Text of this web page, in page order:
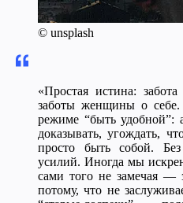
© unsplash
«Простая истина:
заботы женщины о
режиме “быть удобной”:
доказывать, угождать,
просто быть собой.
усилий. Иногда мы
сами того не замечая —
потому, что не